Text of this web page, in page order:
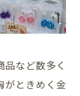
など数多く
がときめく金